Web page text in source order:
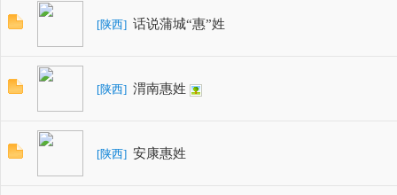
[陕西] 话说蒲城“惠”姓
[陕西] 渭南惠姓
[陕西] 安康惠姓